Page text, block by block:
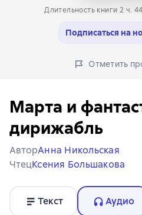
Длительность книги 2 ч.
Подписаться на
Отметить
Марта и
дирижабль
АвторАнна Никольская
ЧтецКсения Большакова
Текст Аудио